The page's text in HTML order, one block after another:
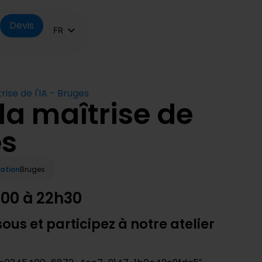
Devis
FR
de l'IA - Bruges
maîtrise de
Bruges
à 22h30
et participez à notre atelier